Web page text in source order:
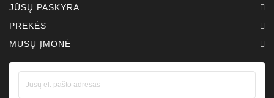
JŪSŲ PASKYRA
PREKĖS
MŪSŲ ĮMONĖ